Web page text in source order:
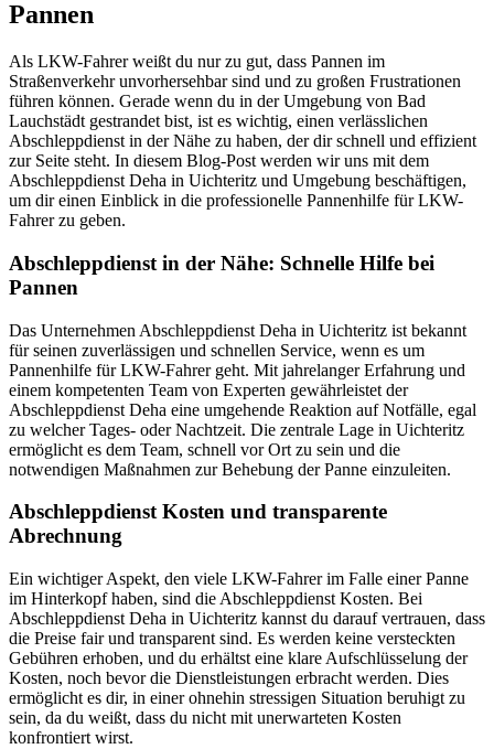
Pannen
Als LKW-Fahrer weißt du nur zu gut, dass Pannen im
Straßenverkehr unvorhersehbar sind und zu großen Frustrationen
führen können. Gerade wenn du in der Umgebung von Bad
Lauchstädt gestrandet bist, ist es wichtig, einen verlässlichen
Abschleppdienst in der Nähe zu haben, der dir schnell und effizient
zur Seite steht. In diesem Blog-Post werden wir uns mit dem
Abschleppdienst Deha in Uichteritz und Umgebung beschäftigen,
um dir einen Einblick in die professionelle Pannenhilfe für LKW-
Fahrer zu geben.
Abschleppdienst in der Nähe: Schnelle Hilfe bei
Pannen
Das Unternehmen Abschleppdienst Deha in Uichteritz ist bekannt
für seinen zuverlässigen und schnellen Service, wenn es um
Pannenhilfe für LKW-Fahrer geht. Mit jahrelanger Erfahrung und
einem kompetenten Team von Experten gewährleistet der
Abschleppdienst Deha eine umgehende Reaktion auf Notfälle, egal
zu welcher Tages- oder Nachtzeit. Die zentrale Lage in Uichteritz
ermöglicht es dem Team, schnell vor Ort zu sein und die
notwendigen Maßnahmen zur Behebung der Panne einzuleiten.
Abschleppdienst Kosten und transparente
Abrechnung
Ein wichtiger Aspekt, den viele LKW-Fahrer im Falle einer Panne
im Hinterkopf haben, sind die Abschleppdienst Kosten. Bei
Abschleppdienst Deha in Uichteritz kannst du darauf vertrauen, dass
die Preise fair und transparent sind. Es werden keine versteckten
Gebühren erhoben, und du erhältst eine klare Aufschlüsselung der
Kosten, noch bevor die Dienstleistungen erbracht werden. Dies
ermöglicht es dir, in einer ohnehin stressigen Situation beruhigt zu
sein, da du weißt, dass du nicht mit unerwarteten Kosten
konfrontiert wirst.